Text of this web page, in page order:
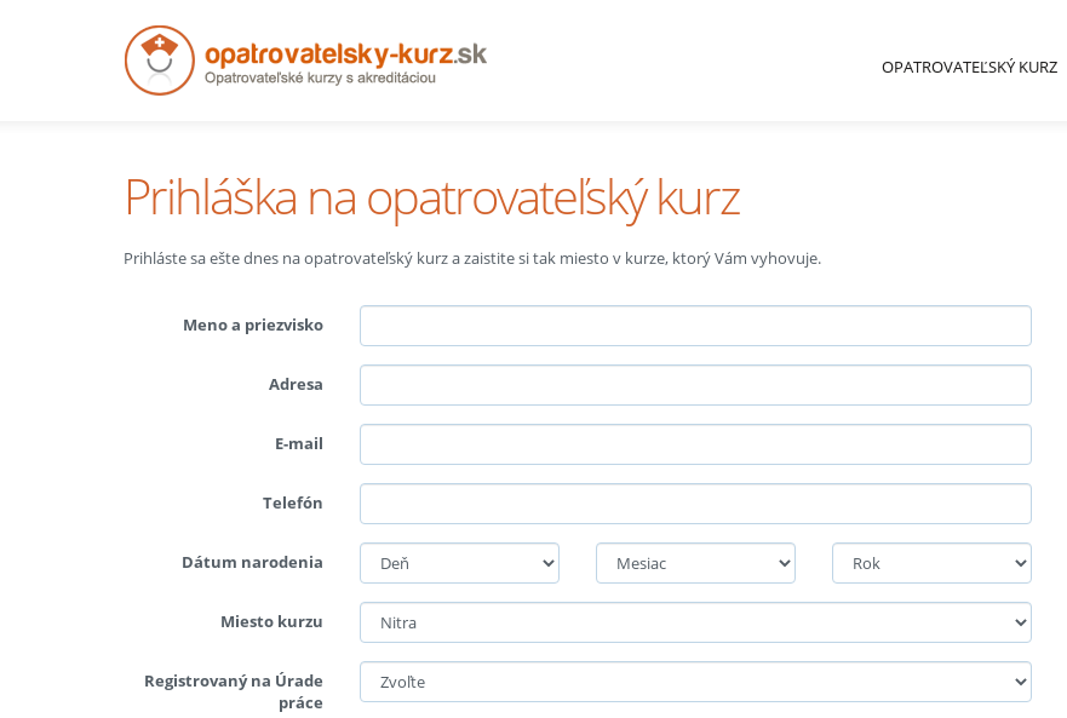
OPATROVATEĽSKÝ KURZ
Prihláška na opatrovateľský kurz
Prihláste sa ešte dnes na opatrovateľský kurz a zaistite si tak miesto v kurze, ktorý Vám vyhovuje.
Meno a priezvisko
Adresa
E-mail
Telefón
Dátum narodenia
Miesto kurzu
Registrovaný na Úrade
práce